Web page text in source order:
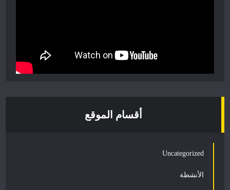
أقسام الموقع
Uncategorized
الأنشطة